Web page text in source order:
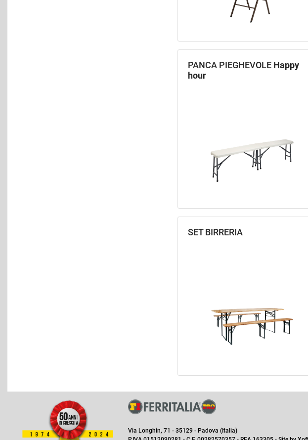
PANCA PIEGHEVOLE Happy
hour
SET BIRRERIA
Via Longhin, 71 - 35129 - Padova (Italia)